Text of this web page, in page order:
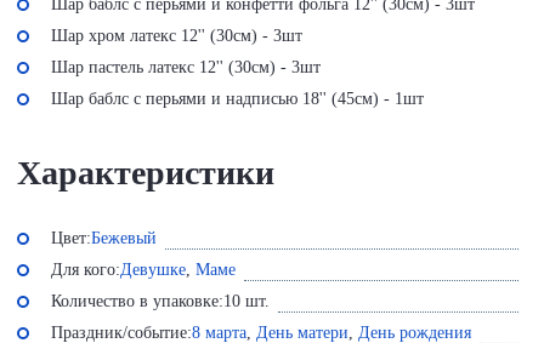
Шар баблс с перьями и конфетти фольга 12'' (30см) - 3шт
Шар хром латекс 12'' (30см) - 3шт
Шар пастель латекс 12'' (30см) - 3шт
Шар баблс с перьями и надписью 18'' (45см) - 1шт
Характеристики
Цвет:Бежевый
Для кого:Девушке Маме
Количество в упаковке:10 шт.
Праздник/событие:8 марта День матери День рождения